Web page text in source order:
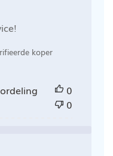
koper
0
0